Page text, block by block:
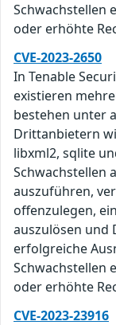
Schwachstellen
oder erhöhte
CVE-2023-2650
In Tenable
existieren
bestehen unter
Drittanbietern
libxml2, sqlite
Schwachstellen
auszuführen,
offenzulegen,
auszulösen und
erfolgreiche
Schwachstellen
oder erhöhte
CVE-2023-23916